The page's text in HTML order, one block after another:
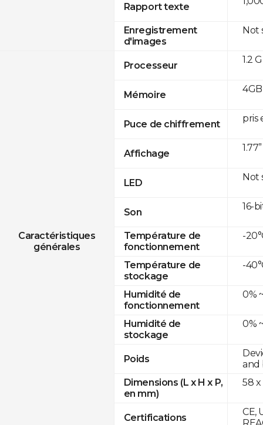
Rapport texte
Enregistrement
d'images
Caractéristiques
générales
Processeur
Mémoire
Puce de chiffrement
Affichage
LED
Son
Température de
fonctionnement
Température de
stockage
Humidité de
fonctionnement
Humidité de
stockage
Poids
Dimensions (L x H x P,
en mm)
Certifications
Not
1.2
pris
Not
16-
-
-
0%
0%
and
58 x
CE,